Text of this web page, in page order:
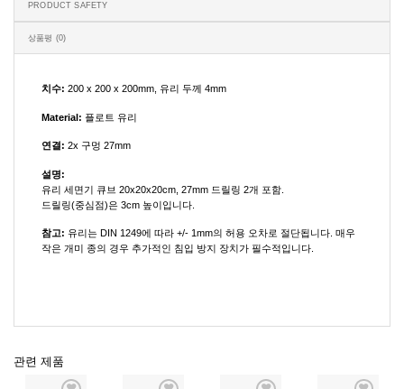
PRODUCT SAFETY
상품평 (0)
치수: 200 x 200 x 200mm, 유리 두께 4mm
Material: 플로트 유리
연결: 2x 구멍 27mm
설명:
유리 세면기 큐브 20x20x20cm, 27mm 드릴링 2개 포함.
드릴링(중심점)은 3cm 높이입니다.
참고: 유리는 DIN 1249에 따라 +/- 1mm의 허용 오차로 절단됩니다. 매우
작은 개미 종의 경우 추가적인 침입 방지 장치가 필수적입니다.
관련 제품